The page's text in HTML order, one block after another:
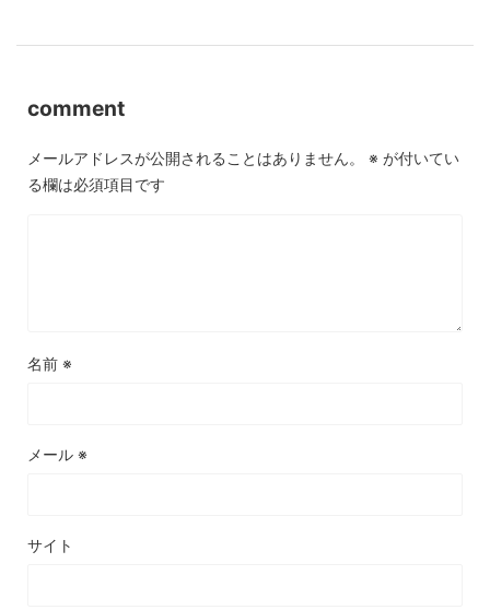
comment
メールアドレスが公開されることはありません。 ※ が付いてい
る欄は必須項目です
名前 ※
メール ※
サイト